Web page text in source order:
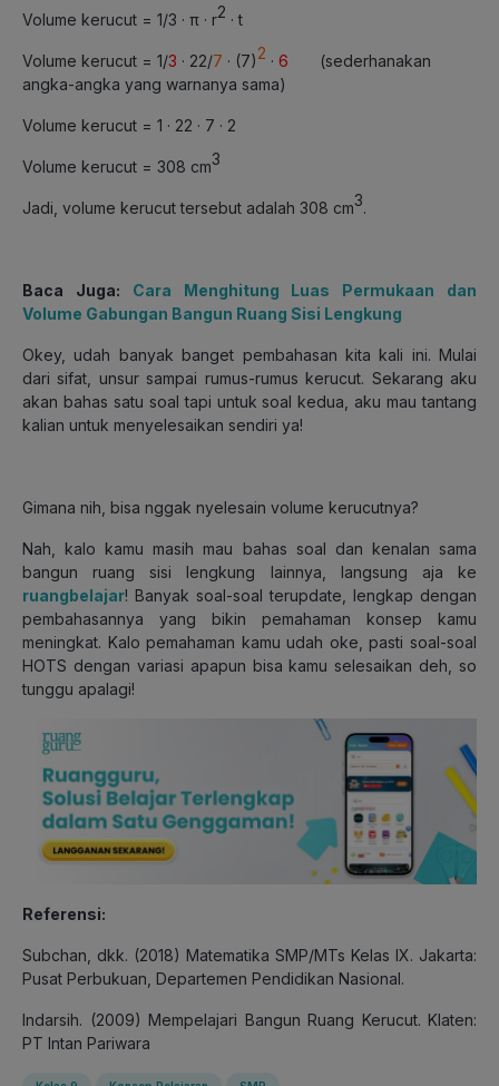
Volume kerucut = 1/3 · π · r2 · t
Volume kerucut = 1/3 · 22/7 · (7)2 · 6
(sederhanakan
angka-angka yang warnanya sama)
Volume kerucut = 1 · 22 · 7 · 2
Volume kerucut = 308 cm3
Jadi, volume kerucut tersebut adalah 308 cm3.
Baca Juga: Cara Menghitung Luas Permukaan dan
Volume Gabungan Bangun Ruang Sisi Lengkung
Okey, udah banyak banget pembahasan kita kali ini. Mulai
dari sifat, unsur sampai rumus-rumus kerucut. Sekarang aku
akan bahas satu soal tapi untuk soal kedua, aku mau tantang
kalian untuk menyelesaikan sendiri ya!
Gimana nih, bisa nggak nyelesain volume kerucutnya?
Nah, kalo kamu masih mau bahas soal dan kenalan sama
bangun ruang sisi lengkung lainnya, langsung aja ke
ruangbelajar! Banyak soal-soal terupdate, lengkap dengan
pembahasannya yang bikin pemahaman konsep kamu
meningkat. Kalo pemahaman kamu udah oke, pasti soal-soal
HOTS dengan variasi apapun bisa kamu selesaikan deh, so
tunggu apalagi!
Referensi:
Subchan, dkk. (2018) Matematika SMP/MTs Kelas IX. Jakarta:
Pusat Perbukuan, Departemen Pendidikan Nasional.
Indarsih. (2009) Mempelajari Bangun Ruang Kerucut. Klaten:
PT Intan Pariwara